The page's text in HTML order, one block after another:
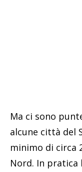
Ma ci sono
alcune città del
minimo di circa
Nord. In